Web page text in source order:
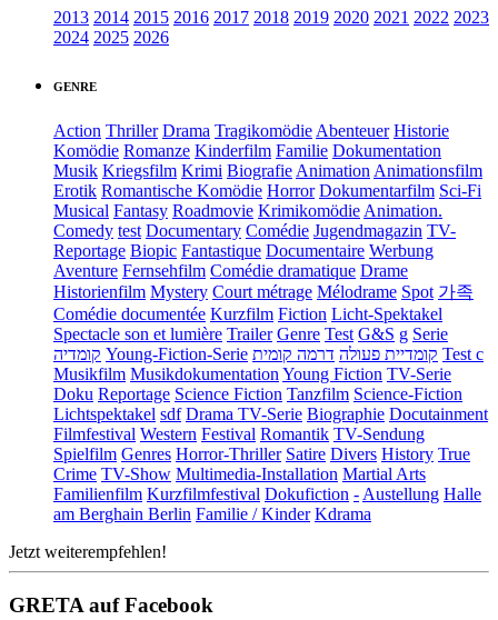
2013 2014 2015 2016 2017 2018 2019 2020 2021 2022 2023
2024 2025 2026
GENRE
Action Thriller Drama Tragikomödie Abenteuer Historie
Komödie Romanze Kinderfilm Familie Dokumentation
Musik Kriegsfilm Krimi Biografie Animation Animationsfilm
Erotik Romantische Komödie Horror Dokumentarfilm Sci-Fi
Musical Fantasy Roadmovie Krimikomödie Animation.
Comedy test Documentary Comédie Jugendmagazin TV-
Reportage Biopic Fantastique Documentaire Werbung
Aventure Fernsehfilm Comédie dramatique Drame
Historienfilm Mystery Court métrage Mélodrame Spot 가족
Comédie documentée Kurzfilm Fiction Licht-Spektakel
Spectacle son et lumière Trailer Genre Test G&S g Serie
קומדיה Young-Fiction-Serie קומדיית פעולה דרמה קומית
Test c
Musikfilm Musikdokumentation Young Fiction TV-Serie
Doku Reportage Science Fiction Tanzfilm Science-Fiction
Lichtspektakel sdf Drama TV-Serie Biographie Docutainment
Filmfestival Western Festival Romantik TV-Sendung
Spielfilm Genres Horror-Thriller Satire Divers History True
Crime TV-Show Multimedia-Installation Martial Arts
Familienfilm Kurzfilmfestival Dokufiction - Austellung Halle
am Berghain Berlin Familie / Kinder Kdrama
Jetzt weiterempfehlen!
GRETA auf Facebook